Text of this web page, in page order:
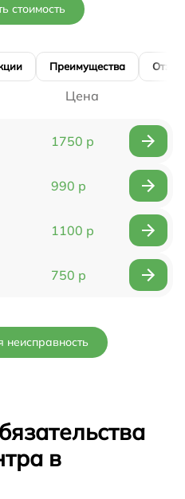
стоимость
Преимущества
Цена
1750 р
990 р
1100 р
750 р
неисправность
в